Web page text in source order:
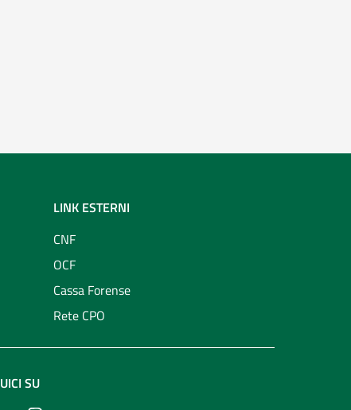
LINK ESTERNI
CNF
OCF
Cassa Forense
Rete CPO
SU